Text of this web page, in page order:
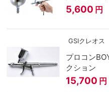
5,600 円
GSIクレオス
プロコン
クション
15,700 円